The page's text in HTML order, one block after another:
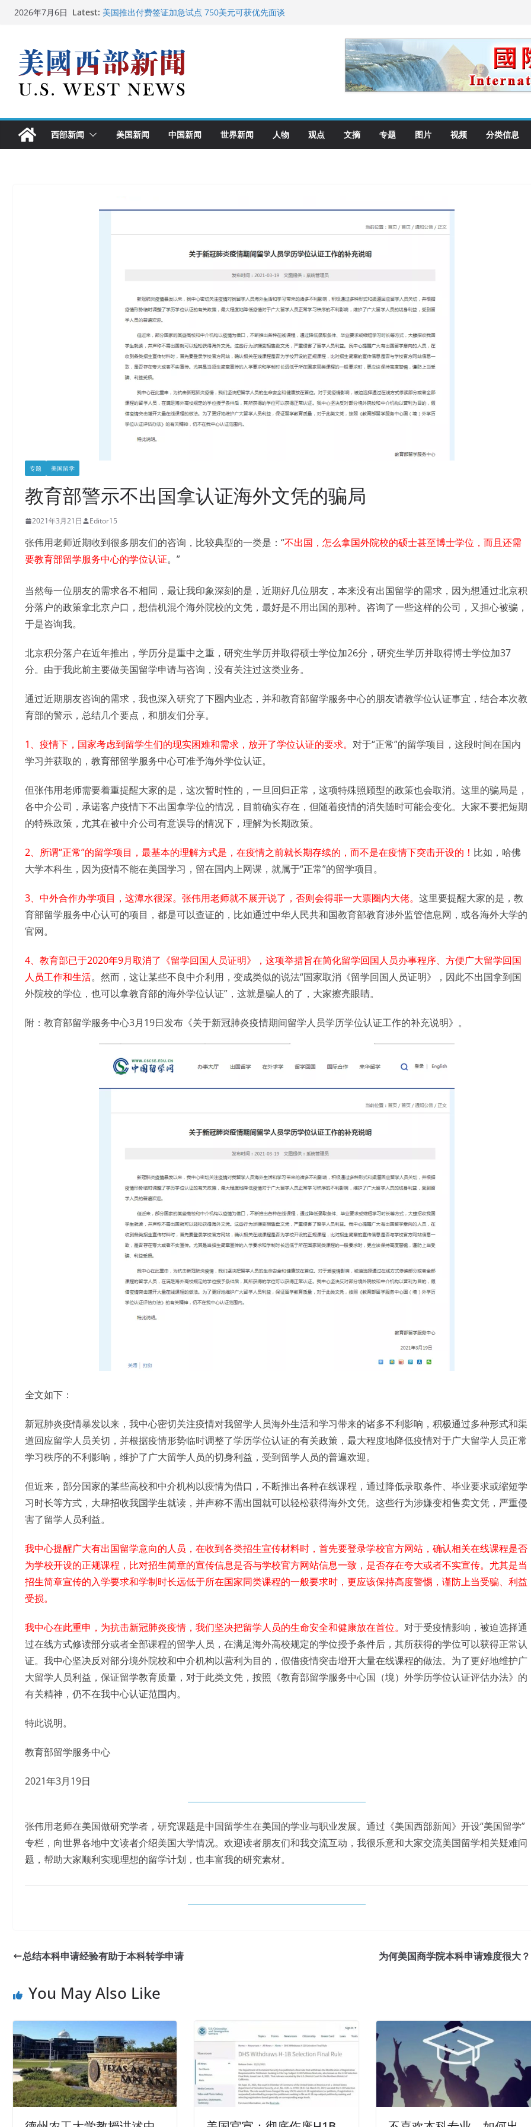
Skip2026年7月6日 Latest: 美国推出付费签证加急试点 750美元可获优先面谈
中国驻美国大使谢锋邀请美国老教师罗纳德·萨科尔斯基再次访华
广州市沉香协会会长周天明：让沉香有序走向世界
西部新闻 美国新闻 中国新闻 世界新闻 人物 观点 文摘 专题 图片 视频 分类信息
专题 美国留学
教育部警示不出国拿认证海外文凭的骗局
2021年3月21日 Editor15
张伟用老师近期收到很多朋友们的咨询，比较典型的一类是：“不出国，怎么拿国外院校的硕士甚至博士学位，而且还需
要教育部留学服务中心的学位认证。”
当然每一位朋友的需求各不相同，最让我印象深刻的是，近期好几位朋友，本来没有出国留学的需求，因为想通过北京积
分落户的政策拿北京户口，想借机混个海外院校的文凭，最好是不用出国的那种。咨询了一些这样的公司，又担心被骗，
于是咨询我。
北京积分落户在近年推出，学历分是重中之重，研究生学历并取得硕士学位加26分，研究生学历并取得博士学位加37
分。由于我此前主要做美国留学申请与咨询，没有关注过这类业务。
通过近期朋友咨询的需求，我也深入研究了下圈内业态，并和教育部留学服务中心的朋友请教学位认证事宜，结合本次教
育部的警示，总结几个要点，和朋友们分享。
1、疫情下，国家考虑到留学生们的现实困难和需求，放开了学位认证的要求。 对于“正常”的留学项目，这段时间在国内
学习并获取的，教育部留学服务中心可准予海外学位认证。
但张伟用老师需要着重提醒大家的是，这次暂时性的，一旦回归正常，这项特殊照顾型的政策也会取消。这里的骗局是，
各中介公司，承诺客户疫情下不出国拿学位的情况，目前确实存在，但随着疫情的消失随时可能会变化。大家不要把短期
的特殊政策，尤其在被中介公司有意误导的情况下，理解为长期政策。
2、所谓“正常”的留学项目，最基本的理解方式是，在疫情之前就长期存续的，而不是在疫情下突击开设的！ 比如，哈佛
大学本科生，因为疫情不能在美国学习，留在国内上网课，就属于“正常”的留学项目。
3、中外合作办学项目，这潭水很深。张伟用老师就不展开说了，否则会得罪一大票圈内大佬。 这里要提醒大家的是，教
育部留学服务中心认可的项目，都是可以查证的，比如通过中华人民共和国教育部教育涉外监管信息网，或各海外大学的
官网。
4、教育部已于2020年9月取消了《留学回国人员证明》，这项举措旨在简化留学回国人员办事程序、方便广大留学回国
人员工作和生活。然而，这让某些不良中介利用，变成类似的说法“国家取消《留学回国人员证明》，因此不出国拿到国
外院校的学位，也可以拿教育部的海外学位认证”，这就是骗人的了，大家擦亮眼睛。
附：教育部留学服务中心3月19日发布《关于新冠肺炎疫情期间留学人员学历学位认证工作的补充说明》。
全文如下：
新冠肺炎疫情暴发以来，我中心密切关注疫情对我留学人员海外生活和学习带来的诸多不利影响，积极通过多种形式和渠
道回应留学人员关切，并根据疫情形势临时调整了学历学位认证的有关政策，最大程度地降低疫情对于广大留学人员正常
学习秩序的不利影响，维护了广大留学人员的切身利益，受到留学人员的普遍欢迎。
但近来，部分国家的某些高校和中介机构以疫情为借口，不断推出各种在线课程，通过降低录取条件、毕业要求或缩短学
习时长等方式，大肆招收我国学生就读，并声称不需出国就可以轻松获得海外文凭。这些行为涉嫌变相售卖文凭，严重侵
害了留学人员利益。
我中心提醒广大有出国留学意向的人员，在收到各类招生宣传材料时，首先要登录学校官方网站，确认相关在线课程是否
为学校开设的正规课程，比对招生简章的宣传信息是否与学校官方网站信息一致，是否存在夸大或者不实宣传。尤其是当
招生简章宣传的入学要求和学制时长远低于所在国家同类课程的一般要求时，更应该保持高度警惕，谨防上当受骗、利益
受损。
我中心在此重申，为抗击新冠肺炎疫情，我们坚决把留学人员的生命安全和健康放在首位。 对于受疫情影响，被迫选择通
过在线方式修读部分或者全部课程的留学人员，在满足海外高校规定的学位授予条件后，其所获得的学位可以获得正常认
证。我中心坚决反对部分境外院校和中介机构以营利为目的，假借疫情突击增开大量在线课程的做法。为了更好地维护广
大留学人员利益，保证留学教育质量，对于此类文凭，按照《教育部留学服务中心国（境）外学历学位认证评估办法》的
有关精神，仍不在我中心认证范围内。
特此说明。
教育部留学服务中心
2021年3月19日
张伟用老师在美国做研究学者，研究课题是中国留学生在美国的学业与职业发展。通过《美国西部新闻》开设“美国留学”
专栏，向世界各地中文读者介绍美国大学情况。欢迎读者朋友们和我交流互动，我很乐意和大家交流美国留学相关疑难问
题，帮助大家顺利实现理想的留学计划，也丰富我的研究素材。
总结本科申请经验有助于本科转学申请 为何美国商学院本科申请难度很大？
You May Also Like